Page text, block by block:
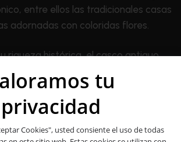
entre ellos las tradicionales casas
adornadas con coloridas flores.
riqueza histórica, el casco antiguo
una amplia variedad de tiendas y
disfrutar de la gastronomía local.
perfecto para pasar el día.
tu
privacidad
Cookies", usted consiente el uso de todas